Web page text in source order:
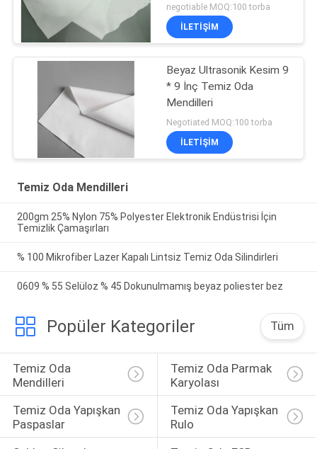
negotiable MOQ:100 torba
İLETIŞIM
Beyaz Ultrasonik Kesim 9
* 9 İnç Temiz Oda
Mendilleri
Negotiated MOQ:100 torba
İLETIŞIM
Temiz Oda Mendilleri
200gm 25% Nylon 75% Polyester Elektronik Endüstrisi İçin
Temizlik Çamaşırları
% 100 Mikrofiber Lazer Kapalı Lintsiz Temiz Oda Silindirleri
0609 % 55 Selüloz % 45 Dokunulmamış beyaz poliester bez
Popüler Kategoriler Tüm
Temiz Oda
Mendilleri
Temiz Oda Parmak
Karyolası
Temiz Oda Yapışkan
Paspaslar
Temiz Oda Yapışkan
Rulo